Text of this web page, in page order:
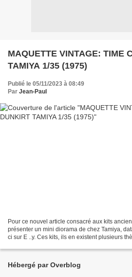
MAQUETTE VINTAGE: TIME
TAMIYA 1/35 (1975)
Publié le 05/11/2023 à 08:49
Par Jean-Paul
Pour ce nouvel article consacré aux kits
présenter un mini diorama de chez Tamiya,
ci sur E ..y. Ces kits, ils en existent plusieurs
Hébergé par Overblog